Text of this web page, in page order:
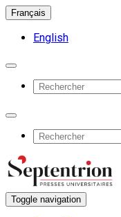
Français
English
Toggle navigation